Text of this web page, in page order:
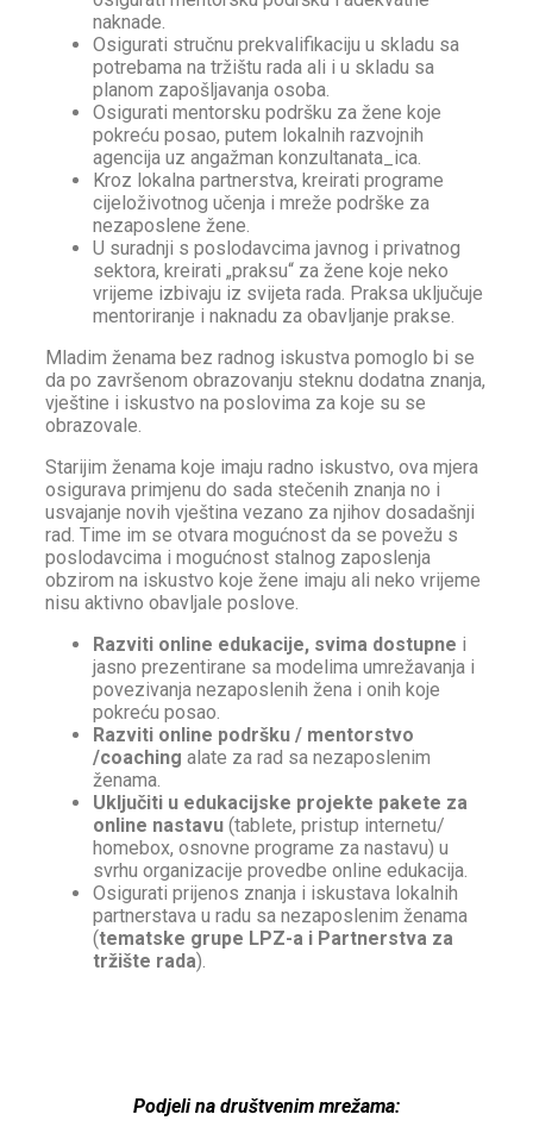
naknade.
Osigurati stručnu prekvalifikaciju u skladu sa
potrebama na tržištu rada ali i u skladu sa
planom zapošljavanja osoba.
Osigurati mentorsku podršku za žene koje
pokreću posao, putem lokalnih razvojnih
agencija uz angažman konzultanata_ica.
Kroz lokalna partnerstva, kreirati programe
cijeloživotnog učenja i mreže podrške za
nezaposlene žene.
U suradnji s poslodavcima javnog i privatnog
sektora, kreirati „praksu“ za žene koje neko
vrijeme izbivaju iz svijeta rada. Praksa uključuje
mentoriranje i naknadu za obavljanje prakse.
Mladim ženama bez radnog iskustva pomoglo bi se
da po završenom obrazovanju steknu dodatna znanja,
vještine i iskustvo na poslovima za koje su se
obrazovale.
Starijim ženama koje imaju radno iskustvo, ova mjera
osigurava primjenu do sada stečenih znanja no i
usvajanje novih vještina vezano za njihov dosadašnji
rad. Time im se otvara mogućnost da se povežu s
poslodavcima i mogućnost stalnog zaposlenja
obzirom na iskustvo koje žene imaju ali neko vrijeme
nisu aktivno obavljale poslove.
Razviti online edukacije, svima dostupne i
jasno prezentirane sa modelima umrežavanja i
povezivanja nezaposlenih žena i onih koje
pokreću posao.
Razviti online podršku / mentorstvo
/coaching alate za rad sa nezaposlenim
ženama.
Uključiti u edukacijske projekte pakete za
online nastavu (tablete, pristup internetu/
homebox, osnovne programe za nastavu) u
svrhu organizacije provedbe online edukacija.
Osigurati prijenos znanja i iskustava lokalnih
partnerstava u radu sa nezaposlenim ženama
(tematske grupe LPZ-a i Partnerstva za
tržište rada).
Podjeli na društvenim mrežama: